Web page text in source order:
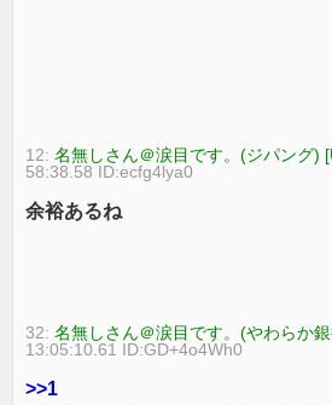
12:名無しさん＠涙目です。(ジパング)
58:38.58 ID:ecfg4lya0
余裕あるね
32:名無しさん＠涙目です。(やわらか
13:05:10.61 ID:GD+4o4Wh0
>>1